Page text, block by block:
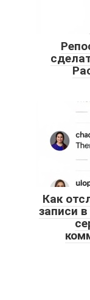
Как
записи